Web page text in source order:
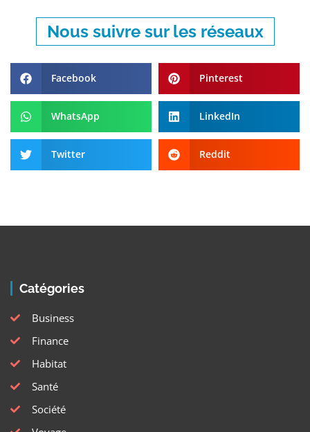
Nous suivre sur les réseaux
Facebook Pinterest
WhatsApp LinkedIn
Twitter Reddit
Catégories
Business
Finance
Habitat
Santé
Société